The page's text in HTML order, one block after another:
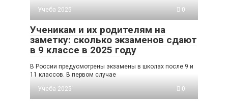
Учеба 2025
0
Ученикам и их родителям на
заметку: сколько экзаменов сдают
в 9 классе в 2025 году
В России предусмотрены экзамены в школах после 9 и
11 классов. В первом случае
Учеба 2025
0